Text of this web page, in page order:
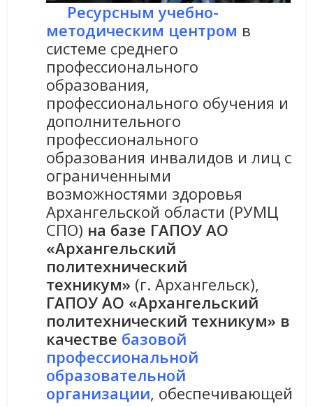
Ресурсным учебно-
методическим центром в
системе среднего
профессионального
образования,
профессионального обучения и
дополнительного
профессионального
образования инвалидов и лиц с
ограниченными
возможностями здоровья
Архангельской области (РУМЦ
СПО) на базе ГАПОУ АО
«Архангельский
политехнический
техникум» (г. Архангельск),
ГАПОУ АО «Архангельский
политехнический техникум» в
качестве базовой
профессиональной
образовательной
организации, обеспечивающей